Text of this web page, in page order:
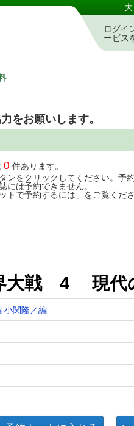
大
ログイ
ービス
をお願いします。
0 件あります。
ンをクリックしてください。予
には予約できません。
で予約するには」をご覧くださ
大戦 4 現
小関隆／編